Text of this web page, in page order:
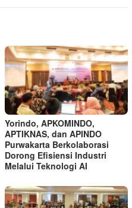
Yorindo, APKOMINDO,
APTIKNAS, dan APINDO
Purwakarta Berkolaborasi
Dorong Efisiensi Industri
Melalui Teknologi AI